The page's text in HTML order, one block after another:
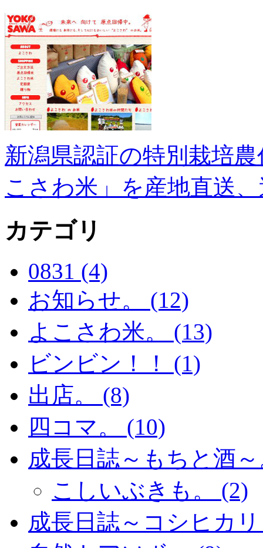
新潟県認証の特別栽培
こさわ米」を産地直送
カテゴリ
0831 (4)
お知らせ。 (12)
よこさわ米。 (13)
ビンビン！！ (1)
出店。 (8)
四コマ。 (10)
成長日誌～もちと酒
こしいぶきも。 (2)
成長日誌～コシヒカ